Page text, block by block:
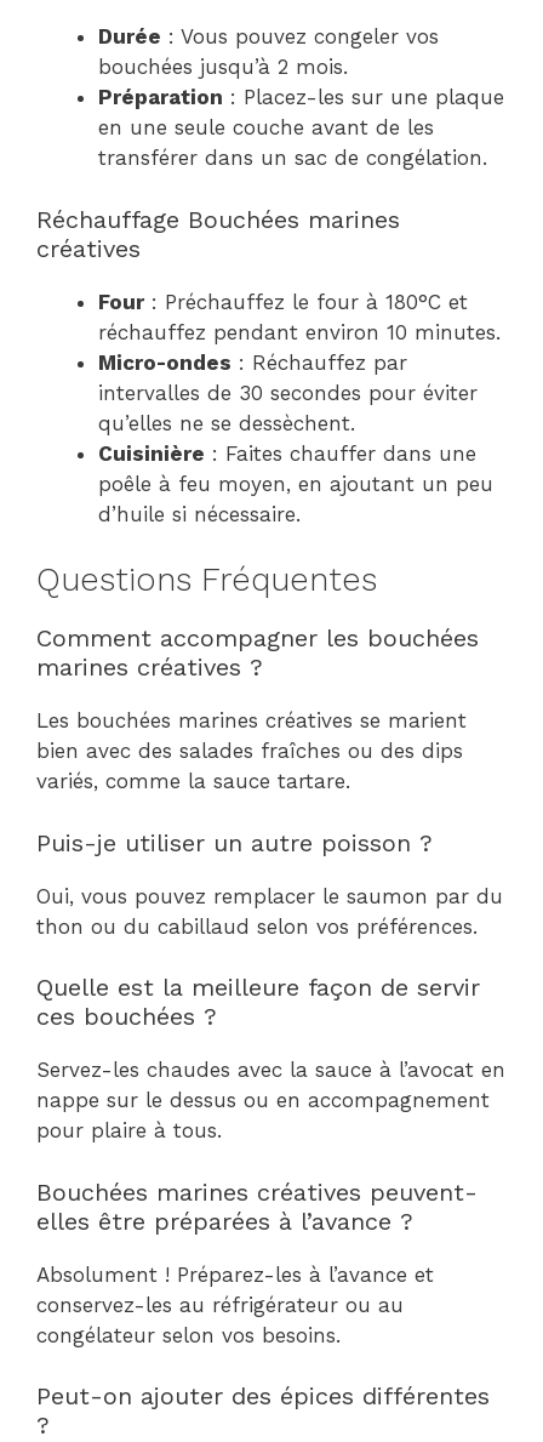
Durée : Vous pouvez congeler vos
bouchées jusqu’à 2 mois.
Préparation : Placez-les sur une plaque
en une seule couche avant de les
transférer dans un sac de congélation.
Réchauffage Bouchées marines
créatives
Four: Préchauffez le four à 180°C et
réchauffez pendant environ 10 minutes.
Micro-ondes : Réchauffez par
intervalles de 30 secondes pour éviter
qu’elles ne se dessèchent.
Cuisinière : Faites chauffer dans une
poêle à feu moyen, en ajoutant un peu
d’huile si nécessaire.
Questions Fréquentes
Comment accompagner les bouchées
marines créatives ?
Les bouchées marines créatives se marient
bien avec des salades fraîches ou des dips
variés, comme la sauce tartare.
Puis-je utiliser un autre poisson ?
Oui, vous pouvez remplacer le saumon par du
thon ou du cabillaud selon vos préférences.
Quelle est la meilleure façon de servir
ces bouchées ?
Servez-les chaudes avec la sauce à l’avocat en
nappe sur le dessus ou en accompagnement
pour plaire à tous.
Bouchées marines créatives peuvent-
elles être préparées à l’avance ?
Absolument ! Préparez-les à l’avance et
conservez-les au réfrigérateur ou au
congélateur selon vos besoins.
Peut-on ajouter des épices différentes
?